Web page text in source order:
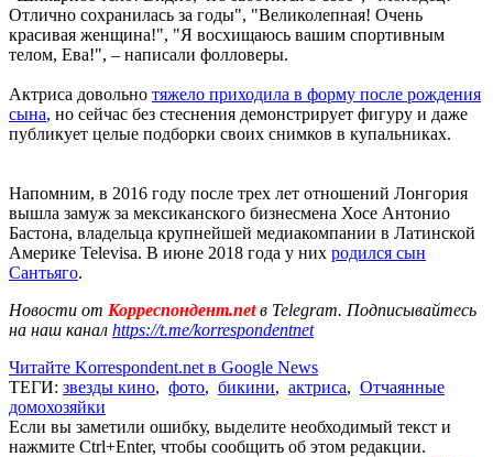
Отлично сохранилась за годы", "Великолепная! Очень
красивая женщина!", "Я восхищаюсь вашим спортивным
телом, Ева!", – написали фолловеры.
Актриса довольно тяжело приходила в форму после рождения
сына, но сейчас без стеснения демонстрирует фигуру и даже
публикует целые подборки своих снимков в купальниках.
Напомним, в 2016 году после трех лет отношений Лонгория
вышла замуж за мексиканского бизнесмена Хосе Антонио
Бастона, владельца крупнейшей медиакомпании в Латинской
Америке Televisa. В июне 2018 года у них родился сын
Сантьяго.
Новости от Корреспондент.netв Telegram. Подписывайтесь
на наш канал https://t.me/korrespondentnet
Читайте Korrespondent.net в Google News
ТЕГИ: звезды кино, фото, бикини, актриса, Отчаянные
домохозяйки
Если вы заметили ошибку, выделите необходимый текст и
нажмите Ctrl+Enter, чтобы сообщить об этом редакции.